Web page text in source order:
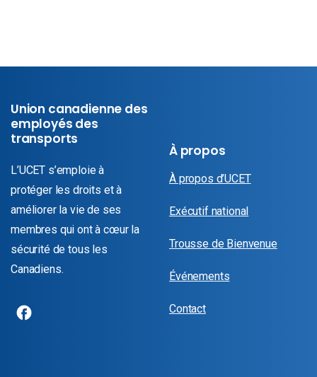
Union canadienne des
employés des
transports
L’UCET s’emploie à
protéger les droits et à
améliorer la vie de ses
membres qui ont à cœur la
sécurité de tous les
Canadiens.
À propos
À propos d’UCET
Exécutif national
Trousse de Bienvenue
Événements
Contact